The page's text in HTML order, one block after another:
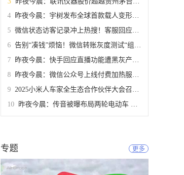
昨夜今晨：宇树发布全球首款载人变形机甲 理想自研马赫M100超高算力芯片
微信状态访客记录冲上热搜！客服回应：仅iOS端灰度测试中
告别“凑钱”烦恼！微信转账灰度测试“组合支付”新功能
昨夜今晨：快手回应直播功能遭黑灰产攻击 罗永浩“春晚”门票售罄
昨夜今晨：微信公众号上线付费加热服务 英伟达将恢复供应中国H200芯片
2025小米人车家全生态合作伙伴大会召开，卢伟冰宣布小米全球用户规模达7.42亿
昨夜今晨：传音被曝布局两轮电动车 罗永浩数字人直播带货交易额超真人
专题 更多